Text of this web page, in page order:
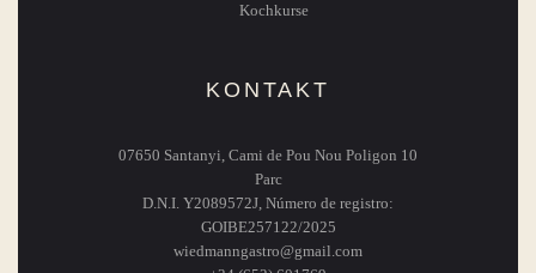
Kochkurse
KONTAKT
07650 Santanyi, Cami de Pou Nou Poligon 10
Parc
D.N.I. Y2089572J, Número de registro:
GOIBE257122/2025
wiedmanngastro@gmail.com